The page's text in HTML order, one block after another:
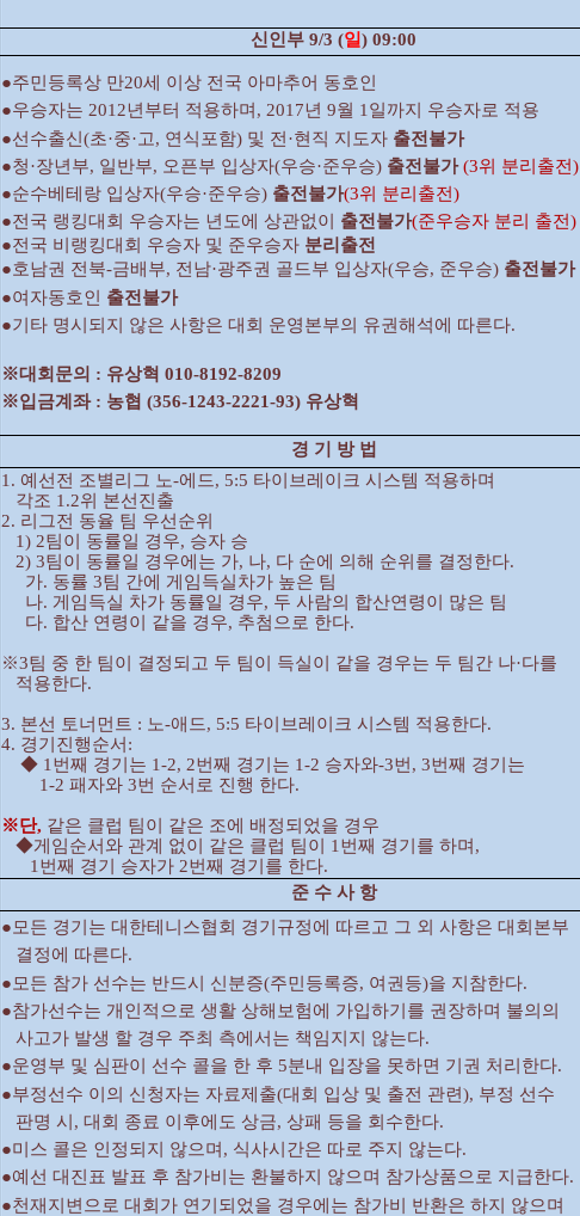
신인부 9/3 (일) 09:00
●주민등록상 만20세 이상 전국 아마추어 동호인
●우승자는 2012년부터 적용하며, 2017년 9월 1일까지 우승자로 적용
●선수출신(초·중·고, 연식포함) 및 전·현직 지도자 출전불가
●청·장년부, 일반부, 오픈부 입상자(우승·준우승) 출전불가(3위 분리출전)
●순수베테랑 입상자(우승·준우승) 출전불가(3위 분리출전)
●전국 랭킹대회 우승자는 년도에 상관없이 출전불가(준우승자 분리 출전)
●전국 비랭킹대회 우승자 및 준우승자 분리출전
●호남권 전북-금배부, 전남·광주권 골드부 입상자(우승, 준우승) 출전불가
●여자동호인 출전불가
●기타 명시되지 않은 사항은 대회 운영본부의 유권해석에 따른다.
※대회문의 : 유상혁 010-8192-8209
※입금계좌 : 농협 (356-1243-2221-93) 유상혁
경 기 방 법
1. 예선전 조별리그 노-에드, 5:5 타이브레이크 시스템 적용하며
각조 1.2위 본선진출
2. 리그전 동율 팀 우선순위
1) 2팀이 동률일 경우, 승자 승
2) 3팀이 동률일 경우에는 가, 나, 다 순에 의해 순위를 결정한다.
가. 동률 3팀 간에 게임득실차가 높은 팀
나. 게임득실 차가 동률일 경우, 두 사람의 합산연령이 많은 팀
다. 합산 연령이 같을 경우, 추첨으로 한다.
※3팀 중 한 팀이 결정되고 두 팀이 득실이 같을 경우는 두 팀간 나·다를
적용한다.
3. 본선 토너먼트 : 노-애드, 5:5 타이브레이크 시스템 적용한다.
4. 경기진행순서:
◆ 1번째 경기는 1-2, 2번째 경기는 1-2 승자와-3번, 3번째 경기는
1-2 패자와 3번 순서로 진행 한다.
※단, 같은 클럽 팀이 같은 조에 배정되었을 경우
◆게임순서와 관계 없이 같은 클럽 팀이 1번째 경기를 하며,
1번째 경기 승자가 2번째 경기를 한다.
준 수 사 항
●모든 경기는 대한테니스협회 경기규정에 따르고 그 외 사항은 대회본부
결정에 따른다.
●모든 참가 선수는 반드시 신분증(주민등록증, 여권등)을 지참한다.
●참가선수는 개인적으로 생활 상해보험에 가입하기를 권장하며 불의의
사고가 발생 할 경우 주최 측에서는 책임지지 않는다.
●운영부 및 심판이 선수 콜을 한 후 5분내 입장을 못하면 기권 처리한다.
●부정선수 이의 신청자는 자료제출(대회 입상 및 출전 관련), 부정 선수
판명 시, 대회 종료 이후에도 상금, 상패 등을 회수한다.
●미스 콜은 인정되지 않으며, 식사시간은 따로 주지 않는다.
●예선 대진표 발표 후 참가비는 환불하지 않으며 참가상품으로 지급한다.
●천재지변으로 대회가 연기되었을 경우에는 참가비 반환은 하지 않으며